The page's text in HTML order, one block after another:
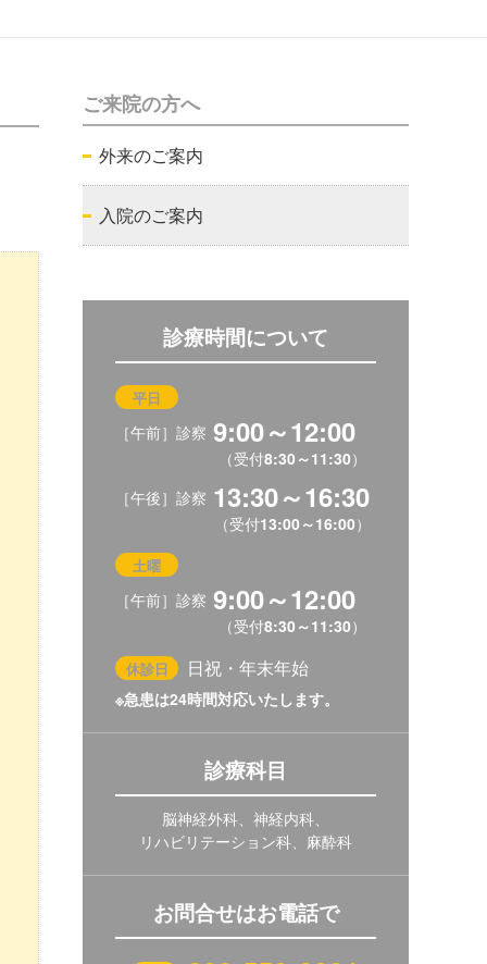
ご来院の方へ
外来のご案内
入院のご案内
診療時間について
平日
［午前］診察 9:00～12:00
（受付8:30～11:30）
［午後］診察 13:30～16:30
（受付13:00～16:00）
土曜
［午前］診察 9:00～12:00
（受付8:30～11:30）
休診日 日祝・年末年始
※急患は24時間対応いたします。
診療科目
脳神経外科、神経内科、
リハビリテーション科、麻酔科
お問合せはお電話で